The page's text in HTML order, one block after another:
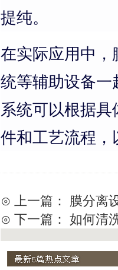
提纯。
在实际应用中
统等辅助设备
系统可以根据
件和工艺流程
⊙ 上一篇： 膜分离
⊙ 下一篇： 如何清